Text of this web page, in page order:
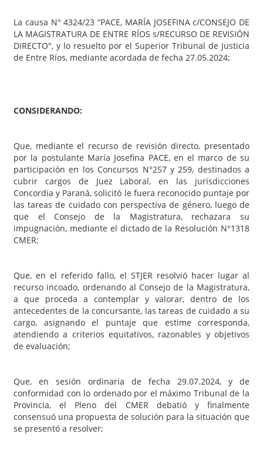
La causa N° 4324/23 “PACE, MARÍA JOSEFINA c/CONSEJO DE
LA MAGISTRATURA DE ENTRE RÍOS s/RECURSO DE REVISIÓN
DIRECTO", y lo resuelto por el Superior Tribunal de Justicia
de Entre Ríos, mediante acordada de fecha 27.05.2024;
CONSIDERANDO:
Que, mediante el recurso de revisión directo, presentado
por la postulante María Josefina PACE, en el marco de su
participación en los Concursos N°257 y 259, destinados a
cubrir cargos de Juez Laboral, en las jurisdicciones
Concordia y Paraná, solicitó le fuera reconocido puntaje por
las tareas de cuidado con perspectiva de género, luego de
que el Consejo de la Magistratura, rechazara su
impugnación, mediante el dictado de la Resolución N°1318
CMER;
Que, en el referido fallo, el STJER resolvió hacer lugar al
recurso incoado, ordenando al Consejo de la Magistratura,
a que proceda a contemplar y valorar, dentro de los
antecedentes de la concursante, las tareas de cuidado a su
cargo, asignando el puntaje que estime corresponda,
atendiendo a criterios equitativos, razonables y objetivos
de evaluación;
Que, en sesión ordinaria de fecha 29.07.2024, y de
conformidad con lo ordenado por el máximo Tribunal de la
Provincia, el Pleno del CMER debatió y finalmente
consensuó una propuesta de solución para la situación que
se presentó a resolver;